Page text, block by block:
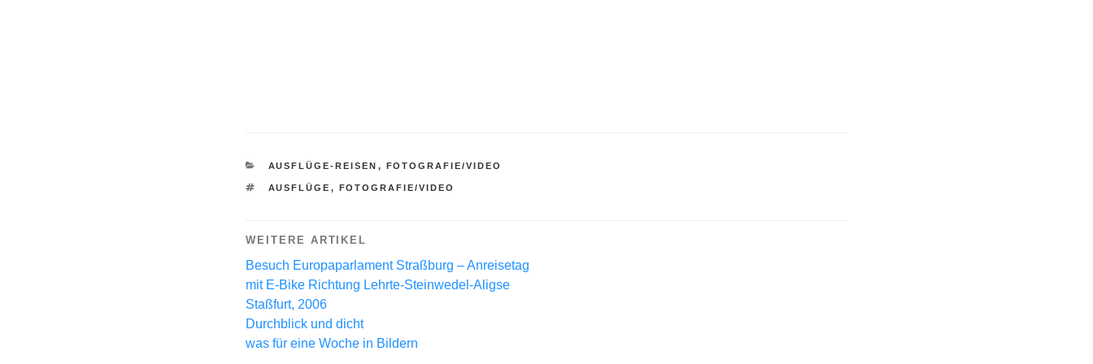
KATEGORIEN
AUSFLÜGE-REISEN , FOTOGRAFIE/VIDEO
SCHLAGWÖRTER
AUSFLÜGE , FOTOGRAFIE/VIDEO
WEITERE ARTIKEL
Besuch Europaparlament Straßburg – Anreisetag
mit E-Bike Richtung Lehrte-Steinwedel-Aligse
Staßfurt, 2006
Durchblick und dicht
was für eine Woche in Bildern